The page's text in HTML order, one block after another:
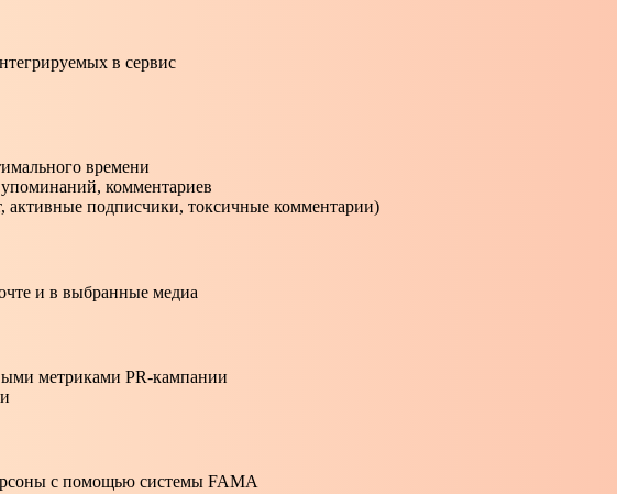
в сервис
времени
комментариев
активные подписчики, токсичные комментарии)
и в выбранные медиа
метриками PR-кампании
с помощью системы FAMA